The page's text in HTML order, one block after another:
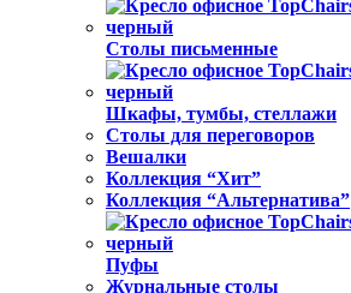
Столы письменные
Шкафы, тумбы, стеллажи
Столы для переговоров
Вешалки
Коллекция “Хит”
Коллекция “Альтернатива”
Пуфы
Журнальные столы